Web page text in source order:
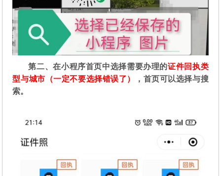
第二、在小程序首页中选择需要办理的证件回执类
型与城市（一定不要选择错误了）
，首页可以选择与搜
索。